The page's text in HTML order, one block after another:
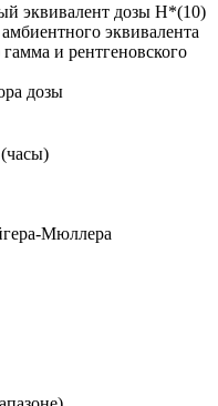
эквивалент дозы H*(10)
эквивалента
и рентгеновского
дозы
Мюллера